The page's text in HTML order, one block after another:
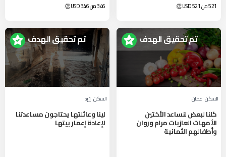
521 من 521 USD
👏 346 من 346 USD
👏
تم تحقيق الهدف
السكن عمان
كلنا لبعض لنساعد الأختين
الأمهات العازبات مرام وروان
وأطفالهم الثمانية
تم تحقيق الهدف
السكن إرْبِد‎
لينا وعائلتها يحتاجون مساعدتنا
لإعادة إعمار بيتها